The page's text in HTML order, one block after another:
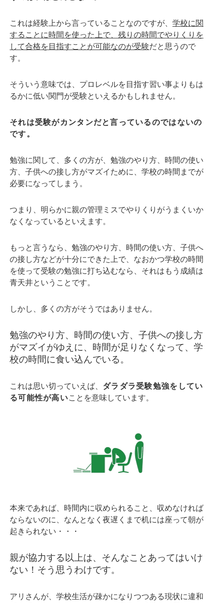
これは経験上から言っていることなのですが、 学校に関
することに時間を使った上で、残りの時間でやりくりを
して合格を目指すことが可能なのが受験だと思うので
す。
そういう意味では、プロレベルを目指す習い事よりもは
るかに低い関門が受験といえるかもしれません。
それは受験がカンタンだと言っているのではないの
です。
勉強に関して、多くの方が、勉強のやり方、時間の使い
方、子供への接し方がマズイために、学校の時間までが
必要になってしまう。
つまり、明らかに親の管理ミスでやりくりがうまくいか
なくなっているといえます。
もっと言うなら、勉強のやり方、時間の使い方、子供へ
の接し方などが十分にできた上で、なおかつ学校の時間
を使って受験の勉強に打ち込むなら、それはもう成績は
青天井ということです。
しかし、多くの方がそうではありません。
勉強のやり方、時間の使い方、子供への接し方
がマズイがゆえに、時間が足りなくなって、学
校の時間に食い込んでいる。
これは思い切っていえば、 ダラダラ受験勉強をしてい
る可能性が高いことを意味しています。
本来であれば、時間内に収められること、収めなければ
ならないのに、なんとなく夜遅くまで机には座って朝が
起きられない・・・
親が協力する以上は、そんなことあってはいけ
ない！そう思うわけです。
アリさんが、学校生活が疎かになりつつある現状に違和